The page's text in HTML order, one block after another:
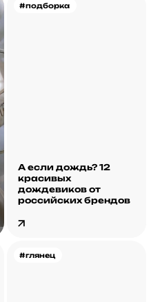
#подборка
А если дождь? 12
красивых
дождевиков от
российских брендов
#глянец